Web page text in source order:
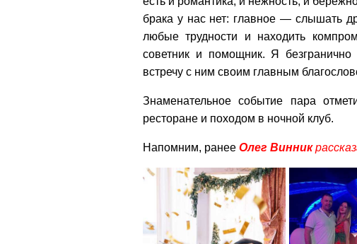
брака у нас нет: главное — слышать
любые трудности и находить
советник и помощник. Я
встречу с ним своим главным
Знаменательное событие пара
ресторане и походом в ночной клуб.
Напомним, ранее Олег Винник